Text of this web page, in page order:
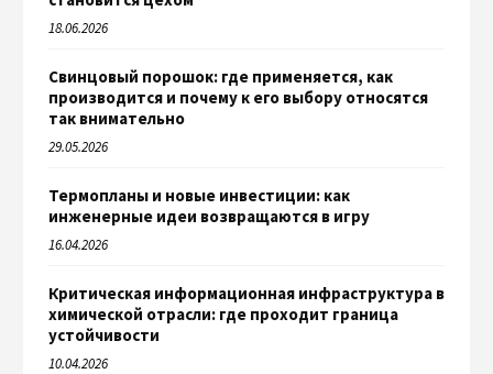
18.06.2026
Свинцовый порошок: где применяется, как
производится и почему к его выбору относятся
так внимательно
29.05.2026
Термопланы и новые инвестиции: как
инженерные идеи возвращаются в игру
16.04.2026
Критическая информационная инфраструктура в
химической отрасли: где проходит граница
устойчивости
10.04.2026